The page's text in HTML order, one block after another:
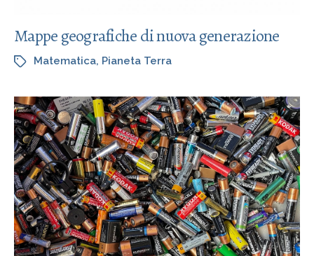
Mappe geografiche di nuova generazione
Matematica, Pianeta Terra